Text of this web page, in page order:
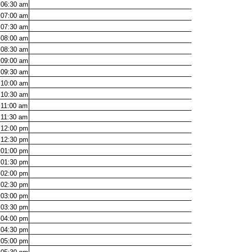
06:30 am
07:00 am
07:30 am
08:00 am
08:30 am
09:00 am
09:30 am
10:00 am
10:30 am
11:00 am
11:30 am
12:00 pm
12:30 pm
01:00 pm
01:30 pm
02:00 pm
02:30 pm
03:00 pm
03:30 pm
04:00 pm
04:30 pm
05:00 pm